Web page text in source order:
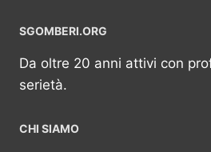
SGOMBERI.ORG
Da oltre 20 anni attivi con
serietà.
CHI SIAMO